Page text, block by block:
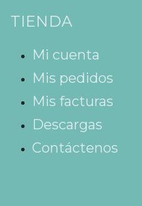
TIENDA
Mi cuenta
Mis pedidos
Mis facturas
Descargas
Contáctenos